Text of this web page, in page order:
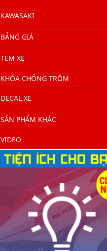
KAWASAKI
BẢNG GIÁ
TEM XE
KHÓA CHỐNG TRỘM
DECAL XE
SẢN PHẨM KHÁC
VIDEO